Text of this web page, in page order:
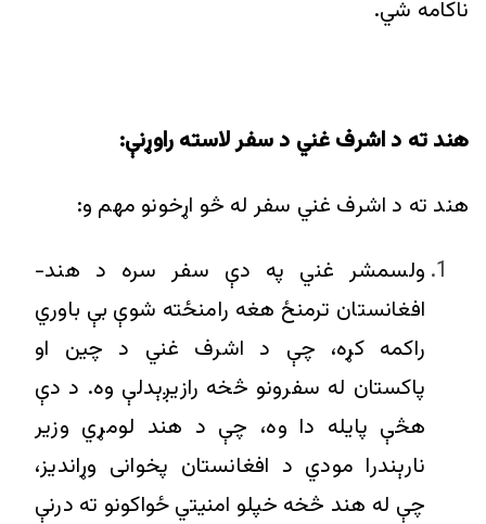
ناکامه شي.
هند ته د اشرف غني د سفر لاسته راوړنې:
هند ته د اشرف غني سفر له څو اړخونو مهم و:
ولسمشر غني په دې سفر سره د هند-
افغانستان ترمنځ هغه رامنځته شوې بې باوري
راکمه کړه، چې د اشرف غني د چین او
پاکستان له سفرونو څخه رازیږېدلې وه. د دې
هڅې پايله دا وه، چې د هند لومړي وزير
نارېندرا مودي د افغانستان پخوانی وړاندیز،
چې له هند څخه خپلو امنیتي ځواکونو ته درنې